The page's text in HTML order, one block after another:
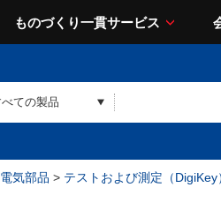
ものづくり一貫サービス
電気部品 > テストおよび測定（DigiKey